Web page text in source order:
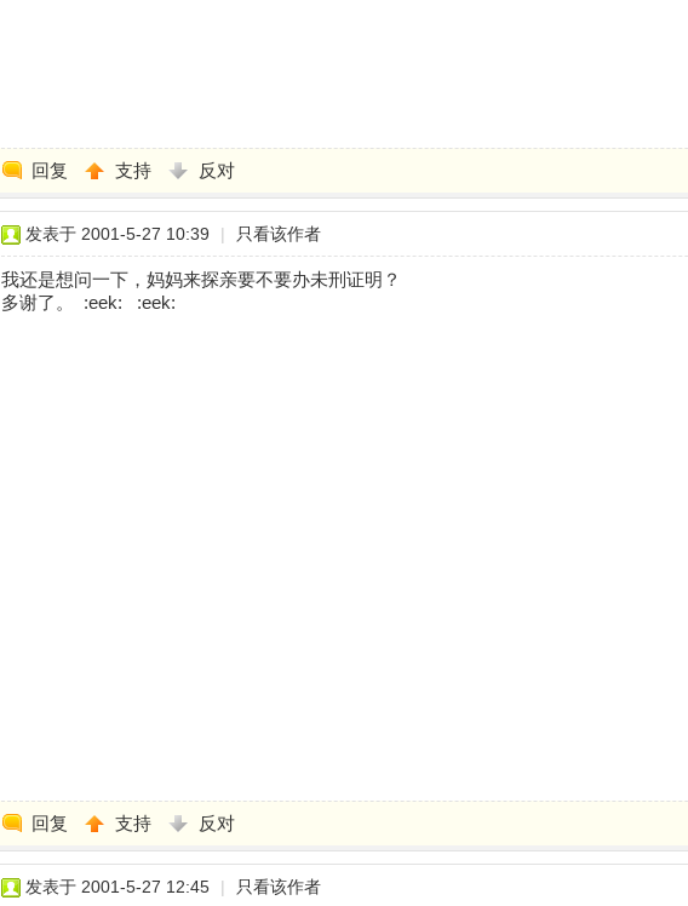
回复 支持 反对
发表于 2001-5-27 10:39 | 只看该作者
我还是想问一下，妈妈来探亲要不要办未刑证明？
多谢了。 :eek: :eek:
回复 支持 反对
发表于 2001-5-27 12:45 | 只看该作者